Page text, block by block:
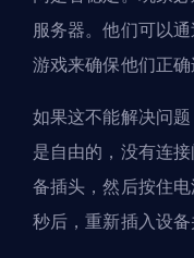
服务器。他们可以
游戏来确保他们正确
如果这不能解决问
是自由的，没有连
备插头，然后按住
秒后，重新插入设备